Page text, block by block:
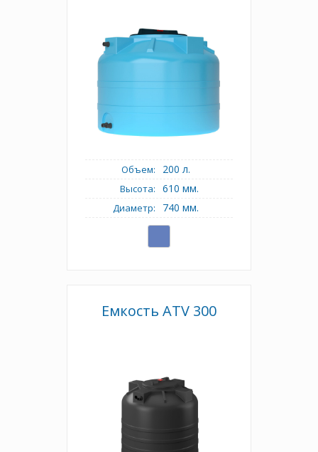
Объем: 200 л.
Высота: 610 мм.
Диаметр: 740 мм.
Емкость ATV 300